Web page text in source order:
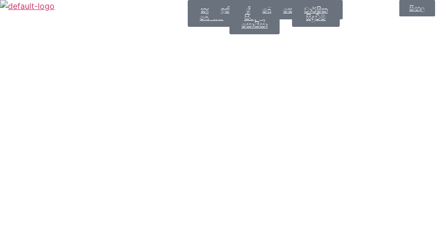
කළුතර
‍බෝධිය
ඉතිහාසයශ්‍රීමත්
සිරිල් ද
සොයිසා
බෝධිඝරයකෞතුකාගාරය
වාර්ෂික
සිදුවීම්
සිංහල